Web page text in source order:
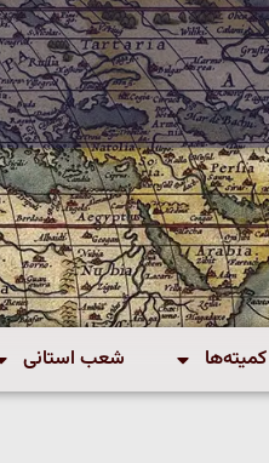
کمیته‌ها شعب استانی